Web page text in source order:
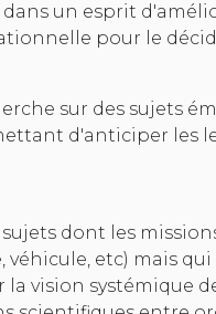
un esprit
pour le
sur des sujets
d'anticiper les
dont les
véhicule, etc) mais
vision systémique